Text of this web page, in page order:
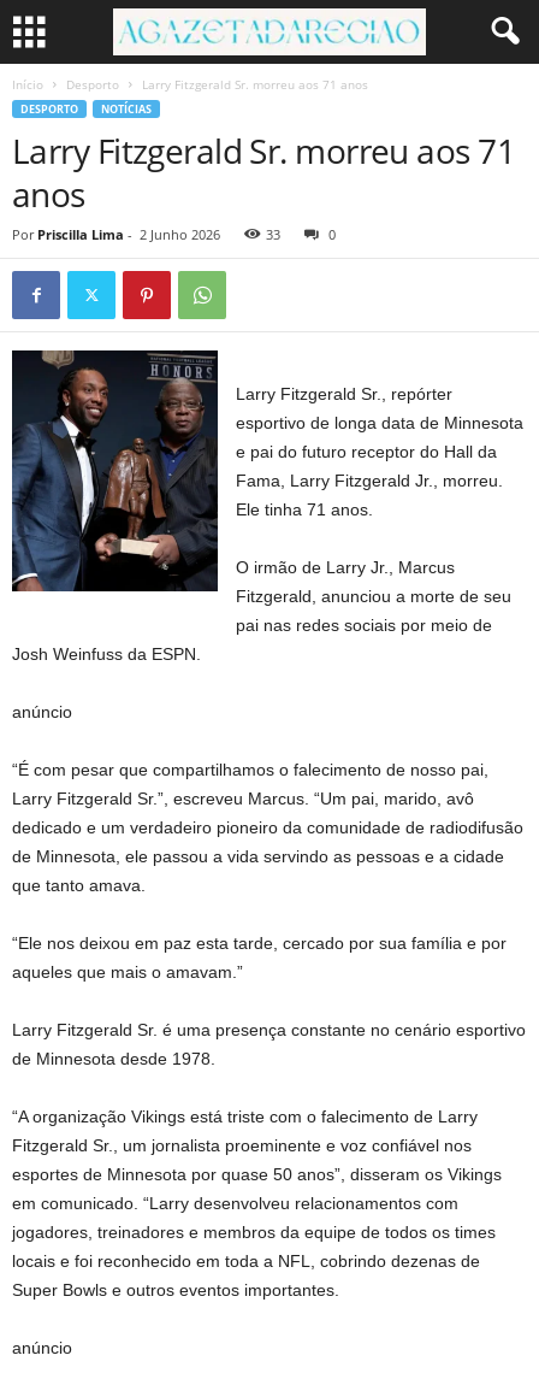
Início Desporto Larry Fitzgerald Sr. morreu aos 71 anos
DESPORTO NOTÍCIAS
Larry Fitzgerald Sr. morreu aos 71
anos
Por Priscilla Lima - 2 Junho 2026 33 0
Larry Fitzgerald Sr., repórter
esportivo de longa data de Minnesota
e pai do futuro receptor do Hall da
Fama, Larry Fitzgerald Jr., morreu.
Ele tinha 71 anos.
O irmão de Larry Jr., Marcus
Fitzgerald, anunciou a morte de seu
pai nas redes sociais por meio de
Josh Weinfuss da ESPN.
anúncio
“É com pesar que compartilhamos o falecimento de nosso pai,
Larry Fitzgerald Sr.”, escreveu Marcus. “Um pai, marido, avô
dedicado e um verdadeiro pioneiro da comunidade de radiodifusão
de Minnesota, ele passou a vida servindo as pessoas e a cidade
que tanto amava.
“Ele nos deixou em paz esta tarde, cercado por sua família e por
aqueles que mais o amavam.”
Larry Fitzgerald Sr. é uma presença constante no cenário esportivo
de Minnesota desde 1978.
“A organização Vikings está triste com o falecimento de Larry
Fitzgerald Sr., um jornalista proeminente e voz confiável nos
esportes de Minnesota por quase 50 anos”, disseram os Vikings
em comunicado. “Larry desenvolveu relacionamentos com
jogadores, treinadores e membros da equipe de todos os times
locais e foi reconhecido em toda a NFL, cobrindo dezenas de
Super Bowls e outros eventos importantes.
anúncio